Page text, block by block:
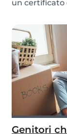
un certificato
Genitori